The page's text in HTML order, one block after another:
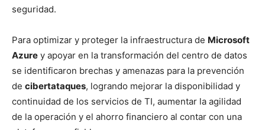
seguridad.
Para optimizar y proteger la infraestructura de Microsoft
Azure y apoyar en la transformación del centro de datos
se identificaron brechas y amenazas para la prevención
de cibertataques, logrando mejorar la disponibilidad y
continuidad de los servicios de TI, aumentar la agilidad
de la operación y el ahorro financiero al contar con una